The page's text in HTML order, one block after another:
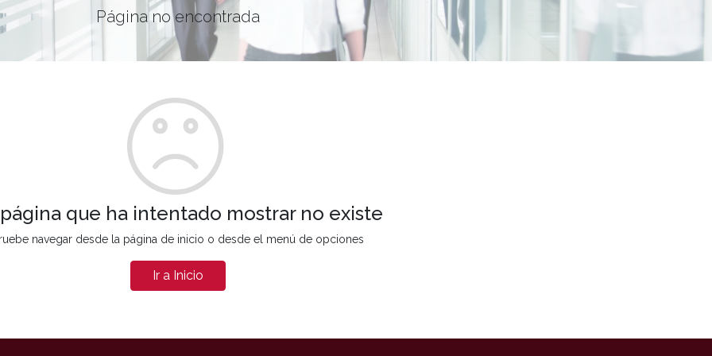
Página no encontrada
que ha intentado mostrar no existe
navegar desde la página de inicio o desde el menú de opciones
Ir a Inicio